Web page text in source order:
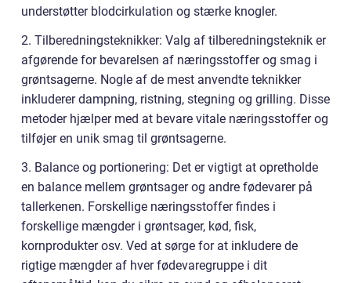
understøtter blodcirkulation og stærke knogler.
2. Tilberedningsteknikker: Valg af tilberedningsteknik er
afgørende for bevarelsen af næringsstoffer og smag i
grøntsagerne. Nogle af de mest anvendte teknikker
inkluderer dampning, ristning, stegning og grilling. Disse
metoder hjælper med at bevare vitale næringsstoffer og
tilføjer en unik smag til grøntsagerne.
3. Balance og portionering: Det er vigtigt at opretholde
en balance mellem grøntsager og andre fødevarer på
tallerkenen. Forskellige næringsstoffer findes i
forskellige mængder i grøntsager, kød, fisk,
kornprodukter osv. Ved at sørge for at inkludere de
rigtige mængder af hver fødevaregruppe i dit